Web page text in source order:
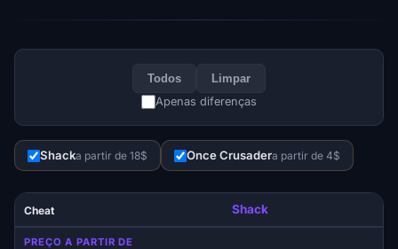
Todos
Limpar
Apenas diferenças
Shacka partir de 18$ Once Crusadera partir de 4$
Cheat Shack
PREÇO A PARTIR DE